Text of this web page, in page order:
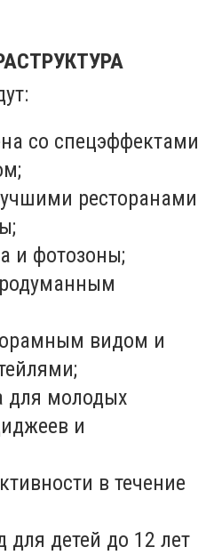
со спецэффектами
ресторанами
и фотозоны;
видом и
для молодых
и
в течение
для детей до 12 лет